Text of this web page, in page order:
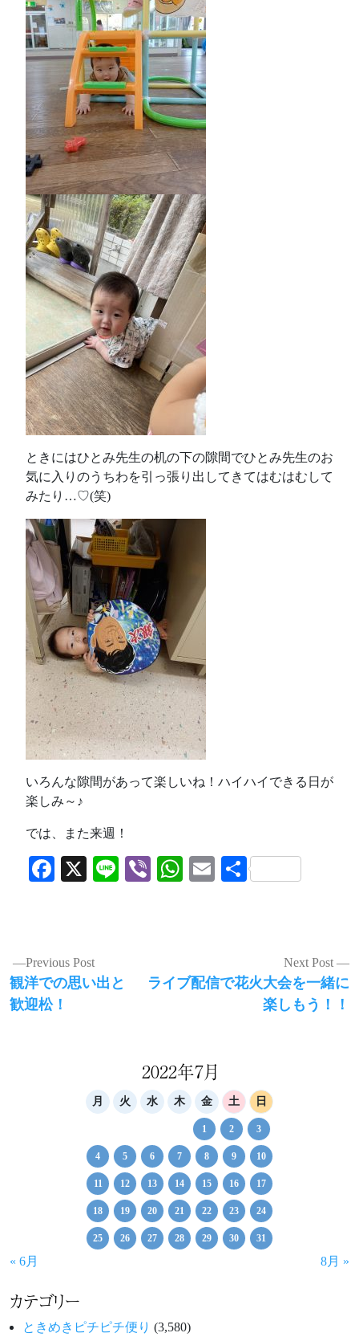
ときにはひとみ先生の机の下の隙間でひとみ先生のお
気に入りのうちわを引っ張り出してきてはむはむして
みたり…♡(笑)
いろんな隙間があって楽しいね！ハイハイできる日が
楽しみ～♪
では、また来週！
Facebook
X LineViberWhatsApp
Email
共
投
稿
ナ
Previous Post
Previous
post:
観洋での思い出と
歓迎松！
Next Post
Next
ライブ配信で花火大会を一緒に
楽しもう！！
2022年7月
月 火 水 木 金 土 日
1 2 3
4 5 6 7 8 9 10
11 12 13 14 15 16 17
18 19 20 21 22 23 24
25 26 27 28 29 30 31
« 6月 8月 »
カテゴリー
ときめきピチピチ便り (3,580)